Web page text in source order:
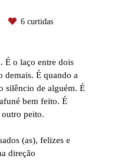
6curtidas
É o laço entre dois
demais. É quando a
silêncio de alguém. É
bem feito. É
peito.
(as), felizes e
direção